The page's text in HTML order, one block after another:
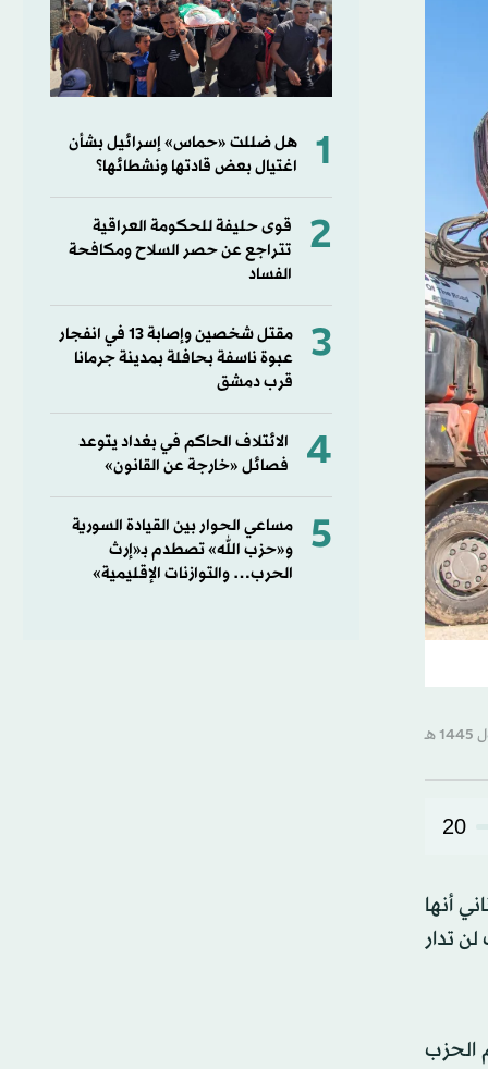
20
أنها
تدار
الحزب
1
هل ضللت «حماس» إسرائيل بشأن
اغتيال بعض قادتها ونشطائها؟
2
قوى حليفة للحكومة العراقية
تتراجع عن حصر السلاح ومكافحة
الفساد
3
مقتل شخصين وإصابة 13 في انفجار
عبوة ناسفة بحافلة بمدينة جرمانا
قرب دمشق
4
الائتلاف الحاكم في بغداد يتوعد
فصائل «خارجة عن القانون»
5
مساعي الحوار بين القيادة السورية
و«حزب الله» تصطدم بـ«إرث
الحرب… والتوازنات الإقليمية»